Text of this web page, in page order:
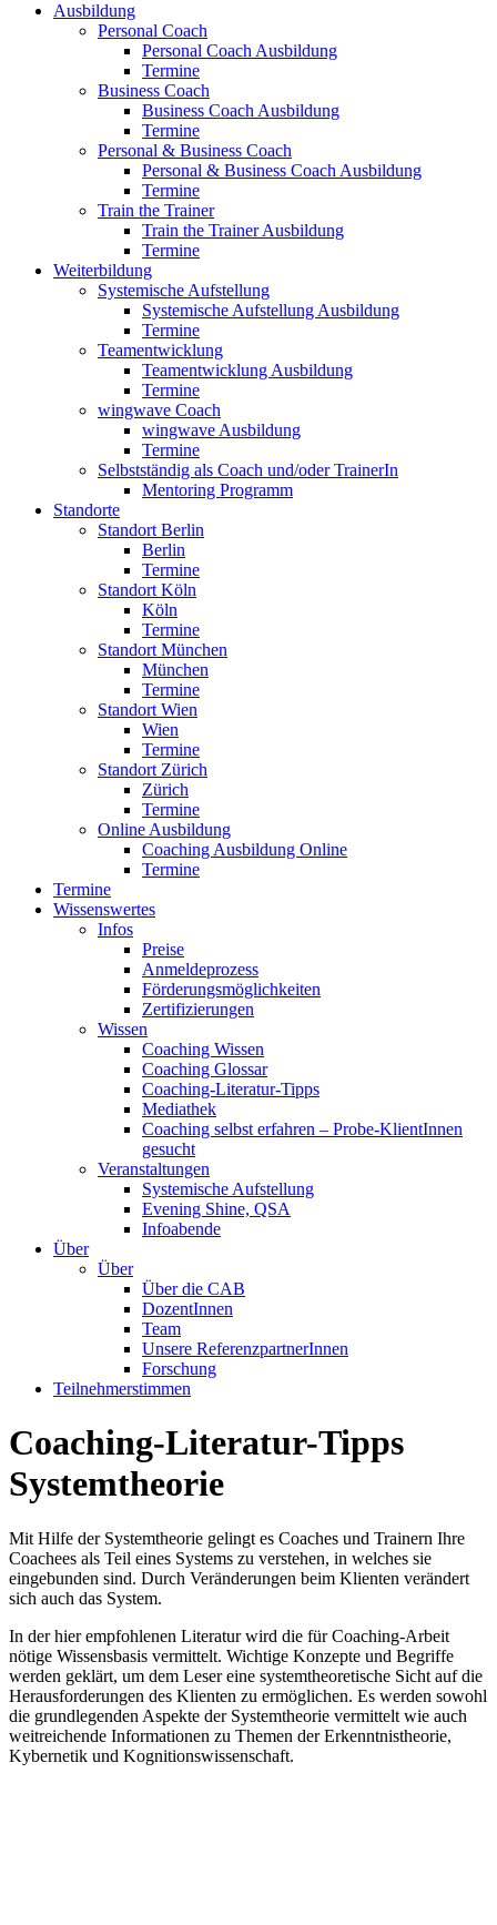
Ausbildung
Personal Coach
Personal Coach Ausbildung
Termine
Business Coach
Business Coach Ausbildung
Termine
Personal & Business Coach
Personal & Business Coach Ausbildung
Termine
Train the Trainer
Train the Trainer Ausbildung
Termine
Weiterbildung
Systemische Aufstellung
Systemische Aufstellung Ausbildung
Termine
Teamentwicklung
Teamentwicklung Ausbildung
Termine
wingwave Coach
wingwave Ausbildung
Termine
Selbstständig als Coach und/oder TrainerIn
Mentoring Programm
Standorte
Standort Berlin
Berlin
Termine
Standort Köln
Köln
Termine
Standort München
München
Termine
Standort Wien
Wien
Termine
Standort Zürich
Zürich
Termine
Online Ausbildung
Coaching Ausbildung Online
Termine
Termine
Wissenswertes
Infos
Preise
Anmeldeprozess
Förderungsmöglichkeiten
Zertifizierungen
Wissen
Coaching Wissen
Coaching Glossar
Coaching-Literatur-Tipps
Mediathek
Coaching selbst erfahren – Probe-KlientInnen
gesucht
Veranstaltungen
Systemische Aufstellung
Evening Shine, QSA
Infoabende
Über
Über
Über die CAB
DozentInnen
Team
Unsere ReferenzpartnerInnen
Forschung
Teilnehmerstimmen
Coaching-Literatur-Tipps
Systemtheorie
Mit Hilfe der Systemtheorie gelingt es Coaches und Trainern Ihre
Coachees als Teil eines Systems zu verstehen, in welches sie
eingebunden sind. Durch Veränderungen beim Klienten verändert
sich auch das System.
In der hier empfohlenen Literatur wird die für Coaching-Arbeit
nötige Wissensbasis vermittelt. Wichtige Konzepte und Begriffe
werden geklärt, um dem Leser eine systemtheoretische Sicht auf die
Herausforderungen des Klienten zu ermöglichen. Es werden sowohl
die grundlegenden Aspekte der Systemtheorie vermittelt wie auch
weitreichende Informationen zu Themen der Erkenntnistheorie,
Kybernetik und Kognitionswissenschaft.